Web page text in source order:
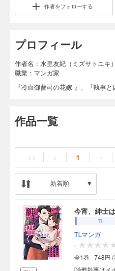
作者をフォローする
プロフィール
作者名：水里友紀（ミズサトユキ）
職業：マンガ家
『冷血御曹司の花嫁 』、『執事
作品一覧
<< < 1 ・
新着順
今宵、紳士
TL
TLマンガ
-
全1巻
748円
[冷酷執事はメ